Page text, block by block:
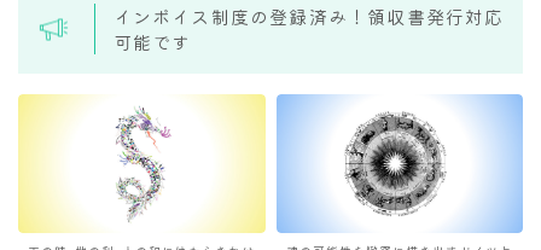
インボイス制度の登録済み！領収書発行対応
可能です